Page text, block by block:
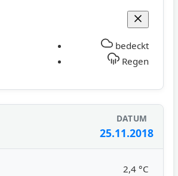
bedeckt
Regen
25.11.2018
2,4 °C